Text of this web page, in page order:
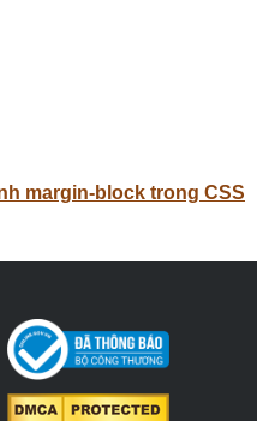
margin-block trong CSS